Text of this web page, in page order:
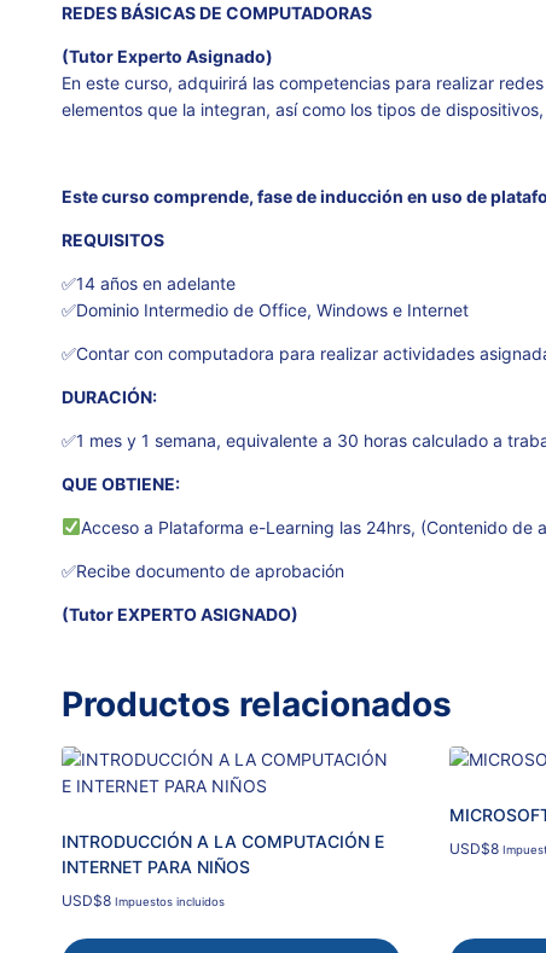
REDES BÁSICAS DE COMPUTADORAS
(Tutor Experto Asignado)
En este curso, adquirirá las competencias para realizar
elementos que la integran, así como los tipos de
Este curso comprende, fase de inducción en uso de
REQUISITOS
✅14 años en adelante
✅Dominio Intermedio de Office, Windows e Internet
✅Contar con computadora para realizar actividades
DURACIÓN:
✅1 mes y 1 semana, equivalente a 30 horas calculado a
QUE OBTIENE:
Acceso a Plataforma e-Learning las 24hrs, (Contenido
✅Recibe documento de aprobación
(Tutor EXPERTO ASIGNADO)
Productos relacionados
INTRODUCCIÓN A LA COMPUTACIÓN E
INTERNET PARA NIÑOS
USD$8 Impuestos incluidos
USD$8